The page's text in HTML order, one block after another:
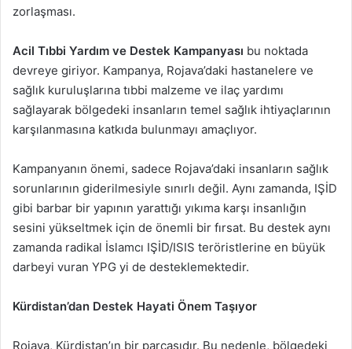
zorlaşması.
Acil Tıbbi Yardım ve Destek Kampanyası bu noktada
devreye giriyor. Kampanya, Rojava’daki hastanelere ve
sağlık kuruluşlarına tıbbi malzeme ve ilaç yardımı
sağlayarak bölgedeki insanların temel sağlık ihtiyaçlarının
karşılanmasına katkıda bulunmayı amaçlıyor.
Kampanyanın önemi, sadece Rojava’daki insanların sağlık
sorunlarının giderilmesiyle sınırlı değil. Aynı zamanda, IŞİD
gibi barbar bir yapının yarattığı yıkıma karşı insanlığın
sesini yükseltmek için de önemli bir fırsat. Bu destek aynı
zamanda radikal İslamcı IŞİD/ISIS teröristlerine en büyük
darbeyi vuran YPG yi de desteklemektedir.
Kürdistan’dan Destek Hayati Önem Taşıyor
Rojava, Kürdistan’ın bir parçasıdır. Bu nedenle, bölgedeki